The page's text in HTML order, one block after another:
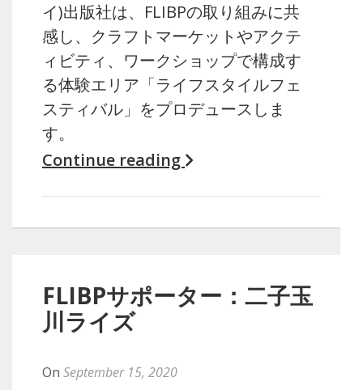
イ)出版社は、FLIBPの取り組みに共
感し、クラフトマーケットやアクテ
ィビティ、ワークショップで構成す
る体験エリア「ライフスタイルフェ
スティバル」をプロデュースしま
す。
Continue reading
FLIBPサポーター：二子玉
川ライズ
On September 15, 2020